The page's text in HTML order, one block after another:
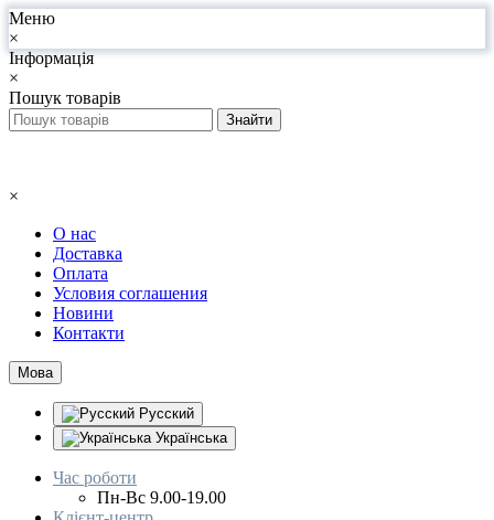
Меню
×
Інформація
×
Пошук товарів
×
О нас
Доставка
Оплата
Условия соглашения
Новини
Контакти
Мова
Русский
Українська
Час роботи
Пн-Вс 9.00-19.00